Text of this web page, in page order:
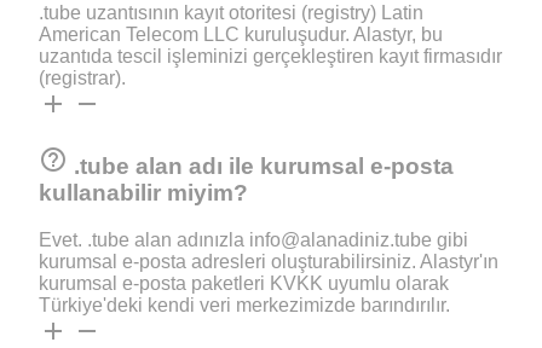
.tube uzantısının kayıt otoritesi (registry) Latin
American Telecom LLC kuruluşudur. Alastyr, bu
uzantıda tescil işleminizi gerçekleştiren kayıt firmasıdır
(registrar).
add remove
help_outline .tube alan adı ile kurumsal e-posta
kullanabilir miyim?
Evet. .tube alan adınızla info@alanadiniz.tube gibi
kurumsal e-posta adresleri oluşturabilirsiniz. Alastyr'ın
kurumsal e-posta paketleri KVKK uyumlu olarak
Türkiye'deki kendi veri merkezimizde barındırılır.
add remove